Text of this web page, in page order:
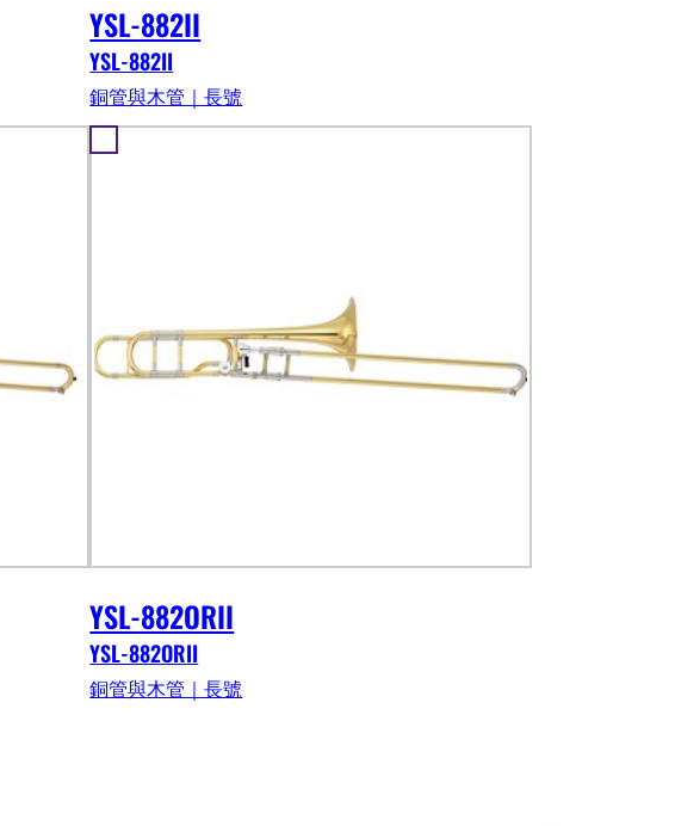
YSL-882II
YSL-882II
銅管與木管｜長號
YSL-882ORII
YSL-882ORII
銅管與木管｜長號